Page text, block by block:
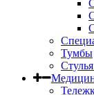
Тумбы